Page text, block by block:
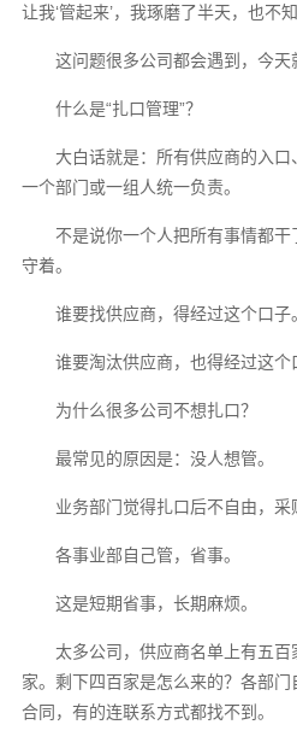
让我‘管起来’，我琢磨了半天，也不
这问题很多公司都会遇到，今天
什么是“扎口管理”？
大白话就是：所有供应商的入
一个部门或一组人统一负责。
不是说你一个人把所有事情都干
守着。
谁要找供应商，得经过这个口子
谁要淘汰供应商，也得经过这个
为什么很多公司不想扎口？
最常见的原因是：没人想管。
业务部门觉得扎口后不自由，采
各事业部自己管，省事。
这是短期省事，长期麻烦。
太多公司，供应商名单上有五
家。剩下四百家是怎么来的？各部
合同，有的连联系方式都找不到。